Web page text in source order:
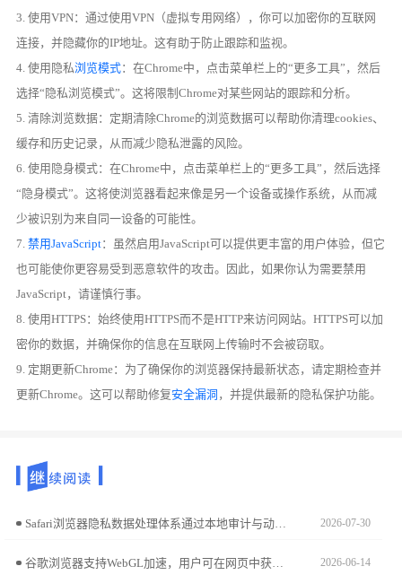
3. 使用VPN：通过使用VPN（虚拟专用网络），你可以加密你的互联网
连接，并隐藏你的IP地址。这有助于防止跟踪和监视。
4. 使用隐私浏览模式：在Chrome中，点击菜单栏上的“更多工具”，然后
选择“隐私浏览模式”。这将限制Chrome对某些网站的跟踪和分析。
5. 清除浏览数据：定期清除Chrome的浏览数据可以帮助你清理cookies、
缓存和历史记录，从而减少隐私泄露的风险。
6. 使用隐身模式：在Chrome中，点击菜单栏上的“更多工具”，然后选择
“隐身模式”。这将使浏览器看起来像是另一个设备或操作系统，从而减
少被识别为来自同一设备的可能性。
7.禁用JavaScript：虽然启用JavaScript可以提供更丰富的用户体验，但它
也可能使你更容易受到恶意软件的攻击。因此，如果你认为需要禁用
JavaScript，请谨慎行事。
8. 使用HTTPS：始终使用HTTPS而不是HTTP来访问网站。HTTPS可以加
密你的数据，并确保你的信息在互联网上传输时不会被窃取。
9. 定期更新Chrome：为了确保你的浏览器保持最新状态，请定期检查并
更新Chrome。这可以帮助修复安全漏洞 ，并提供最新的隐私保护功能。
Safari浏览器隐私数据处理体系通过本地审计与动态隔离构建安全屏障。本文解析该架构的核心技术逻辑，带您深入理解苹果对跨站追踪行为的主动阻断防御体系。 2026-07-30
谷歌浏览器支持WebGL加速，用户可在网页中获得更流畅的图形渲染。操作方法详解能帮助提升多媒体与三维效果性能。 2026-06-14